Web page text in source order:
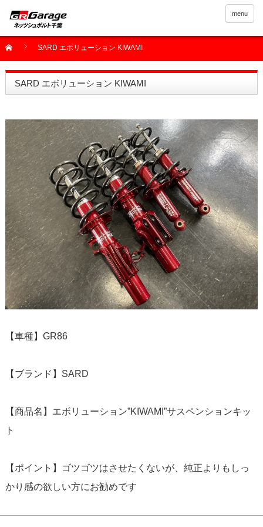
menu
SARD エボリューション KIWAMI
SARD エボリューション KIWAMI
【車種】GR86
【ブランド】SARD
【商品名】エボリューション”KIWAMI”サスペンションキッ
ト
【ポイント】ゴツゴツはさせたくないが、純正よりもしっ
かり感の欲しい方にお勧めです